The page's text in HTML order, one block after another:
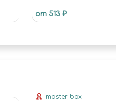
от 513 ₽
master box